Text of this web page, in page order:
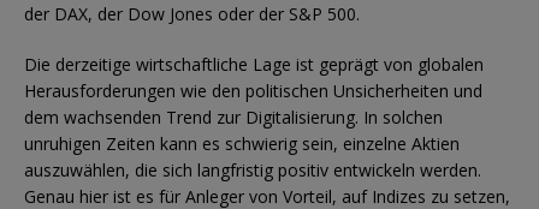
der DAX, der Dow Jones oder der S&P 500.
Die derzeitige wirtschaftliche Lage ist geprägt von globalen
Herausforderungen wie den politischen Unsicherheiten und
dem wachsenden Trend zur Digitalisierung. In solchen
unruhigen Zeiten kann es schwierig sein, einzelne Aktien
auszuwählen, die sich langfristig positiv entwickeln werden.
Genau hier ist es für Anleger von Vorteil, auf Indizes zu setzen,